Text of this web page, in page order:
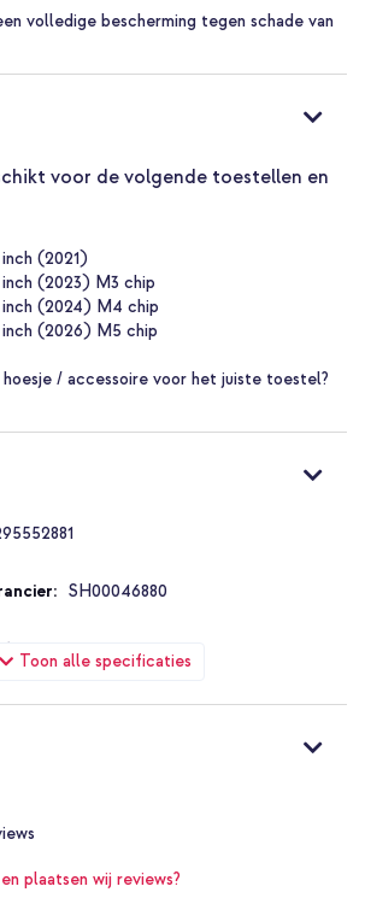
kunststof materiaal weegt bijna niets
gewicht toevoegen.
kunststof materiaal
zowel de boven- als onderkant van jouw
design van jouw MacBook dankzij het
wordt de warmte goed afgevoerd
volledige bescherming tegen schade van
voor de volgende toestellen en
(2021)
inch (2023) M3 chip
inch (2024) M4 chip
inch (2026) M5 chip
/ accessoire voor het juiste toestel?
Toon alle specificaties
SH00046880
16 inch
36 cm
25 cm
plaatsen wij reviews?